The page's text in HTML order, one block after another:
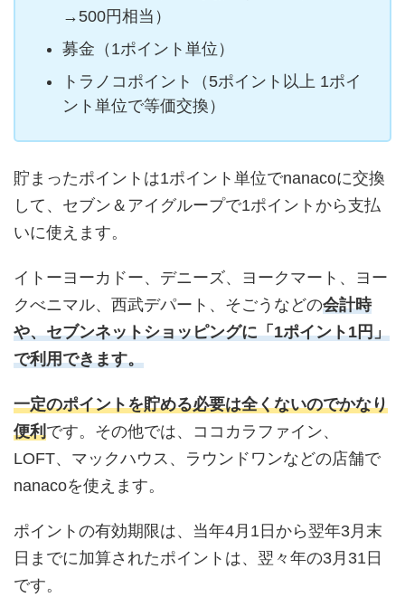
→500円相当）
募金（1ポイント単位）
トラノコポイント（5ポイント以上 1ポイ
ント単位で等価交換）
貯まったポイントは1ポイント単位でnanacoに交換
して、セブン＆アイグループで1ポイントから支払
いに使えます。
イトーヨーカドー、デニーズ、ヨークマート、ヨー
クべニマル、西武デパート、そごうなどの会計時
や、セブンネットショッピングに「1ポイント1円」
で利用できます。
一定のポイントを貯める必要は全くないのでかなり
便利です。その他では、ココカラファイン、
LOFT、マックハウス、ラウンドワンなどの店舗で
nanacoを使えます。
ポイントの有効期限は、当年4月1日から翌年3月末
日までに加算されたポイントは、翌々年の3月31日
です。